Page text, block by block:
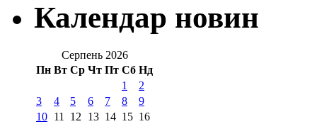
Календар новин
Серпень 2026
Пн Вт Ср Чт Пт Сб Нд
1
2
3
4 5 6 7 8
9
10 11 12 13 14 15 16